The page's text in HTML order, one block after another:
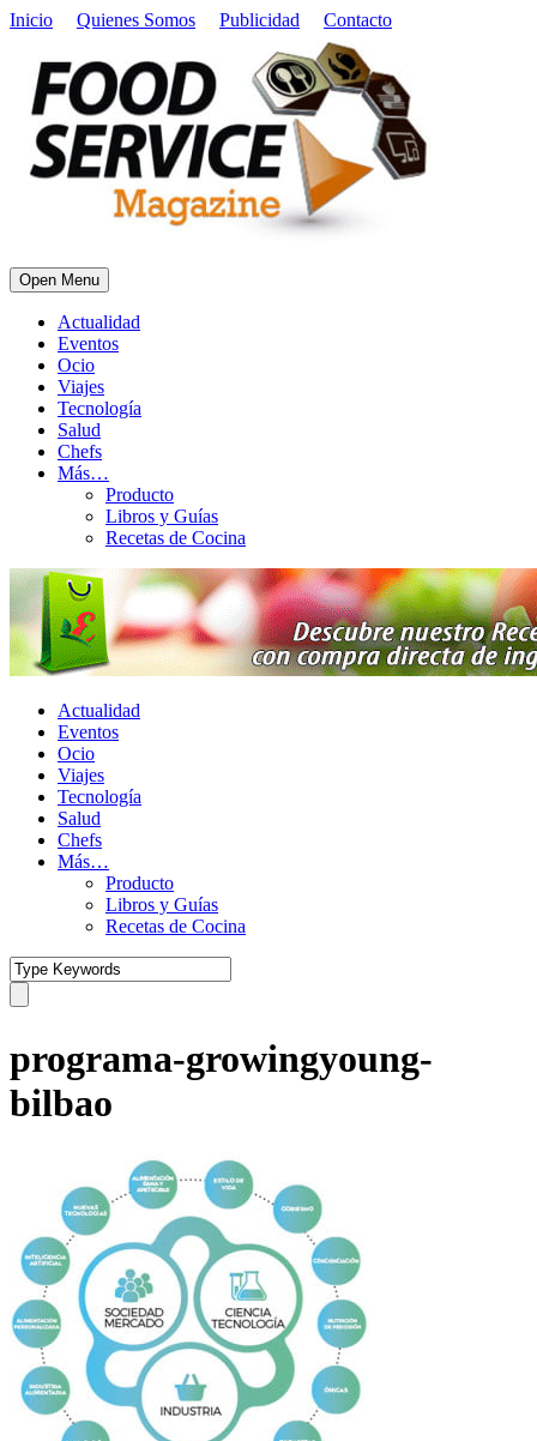
Inicio Quienes Somos Publicidad Contacto
Open Menu
Actualidad
Eventos
Ocio
Viajes
Tecnología
Salud
Chefs
Más…
Producto
Libros y Guías
Recetas de Cocina
Actualidad
Eventos
Ocio
Viajes
Tecnología
Salud
Chefs
Más…
Producto
Libros y Guías
Recetas de Cocina
programa-growingyoung-
bilbao